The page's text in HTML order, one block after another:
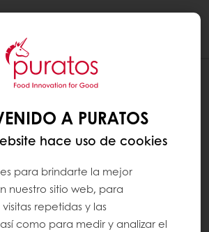
A PURATOS
hace uso de cookies
para brindarte la mejor
nuestro sitio web, para
repetidas y las
como para medir y analizar el